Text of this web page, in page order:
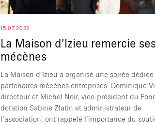
15.07.2022
La Maison d’Izieu remercie
mécènes
La Maison d’Izieu a organisé une soirée dédiée
partenaires mécènes entreprises. Dominique
directeur et Michel Noir, vice-président du
dotation Sabine Zlatin et administrateur de
l’association, ont rappelé l’importance du